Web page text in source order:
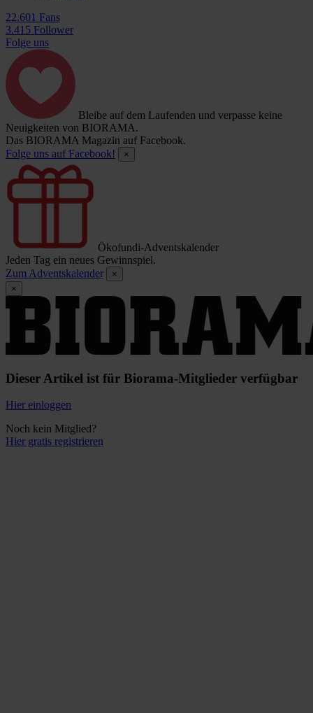
22.601 Fans
3.415 Follower
Folge uns
Bleibe auf dem Laufenden und verpasse keine
Neuigkeiten von BIORAMA.
Das BIORAMA Magazin auf Facebook.
Folge uns auf Facebook!
×
Ökofundi-Adventskalender
Jeden Tag ein neues Gewinnspiel.
Zum Adventskalender
×
×
Dieser Artikel ist für Biorama-Mitglieder verfügbar
Hier einloggen
Noch kein Mitglied?
Hier gratis registrieren